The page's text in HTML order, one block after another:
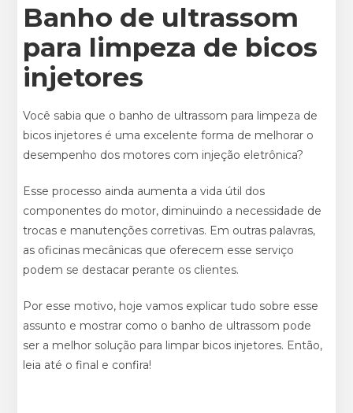
Banho de ultrassom
para limpeza de bicos
injetores
Você sabia que o banho de ultrassom para limpeza de
bicos injetores é uma excelente forma de melhorar o
desempenho dos motores com injeção eletrônica?
Esse processo ainda aumenta a vida útil dos
componentes do motor, diminuindo a necessidade de
trocas e manutenções corretivas. Em outras palavras,
as oficinas mecânicas que oferecem esse serviço
podem se destacar perante os clientes.
Por esse motivo, hoje vamos explicar tudo sobre esse
assunto e mostrar como o banho de ultrassom pode
ser a melhor solução para limpar bicos injetores. Então,
leia até o final e confira!